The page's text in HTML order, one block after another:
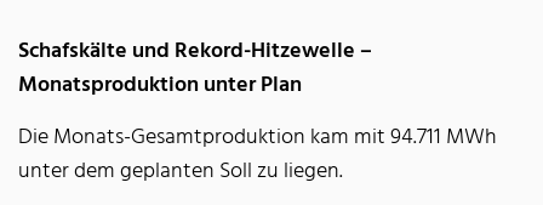
Schafskälte und Rekord-Hitzewelle –
Monatsproduktion unter Plan
Die Monats-Gesamtproduktion kam mit 94.711 MWh
unter dem geplanten Soll zu liegen.